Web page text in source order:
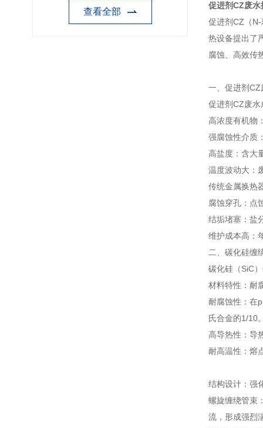
查看全部
促进剂CZ废水
促进剂CZ（
热设备提出了
腐蚀、高效传
一、促进剂
促进剂CZ废
高浓度有机物
强腐蚀性介质
高盐度：含大
温度波动大：
传统金属换热
腐蚀穿孔：点
结垢堵塞：盐
维护成本高：
二、碳化硅缠
碳化硅（SiC
材料特性：耐
耐腐蚀性：在
氏合金的1/10
高导热性：导
耐高温性：熔
结构设计：强
螺旋缠绕管束
流，形成强烈